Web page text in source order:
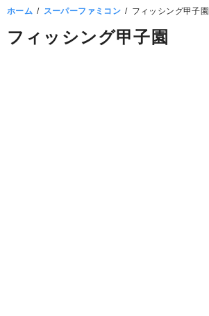
ホーム スーパーファミコン フィッシング甲子園
フィッシング甲子園